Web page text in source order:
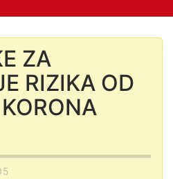
ZA
RIZIKA OD